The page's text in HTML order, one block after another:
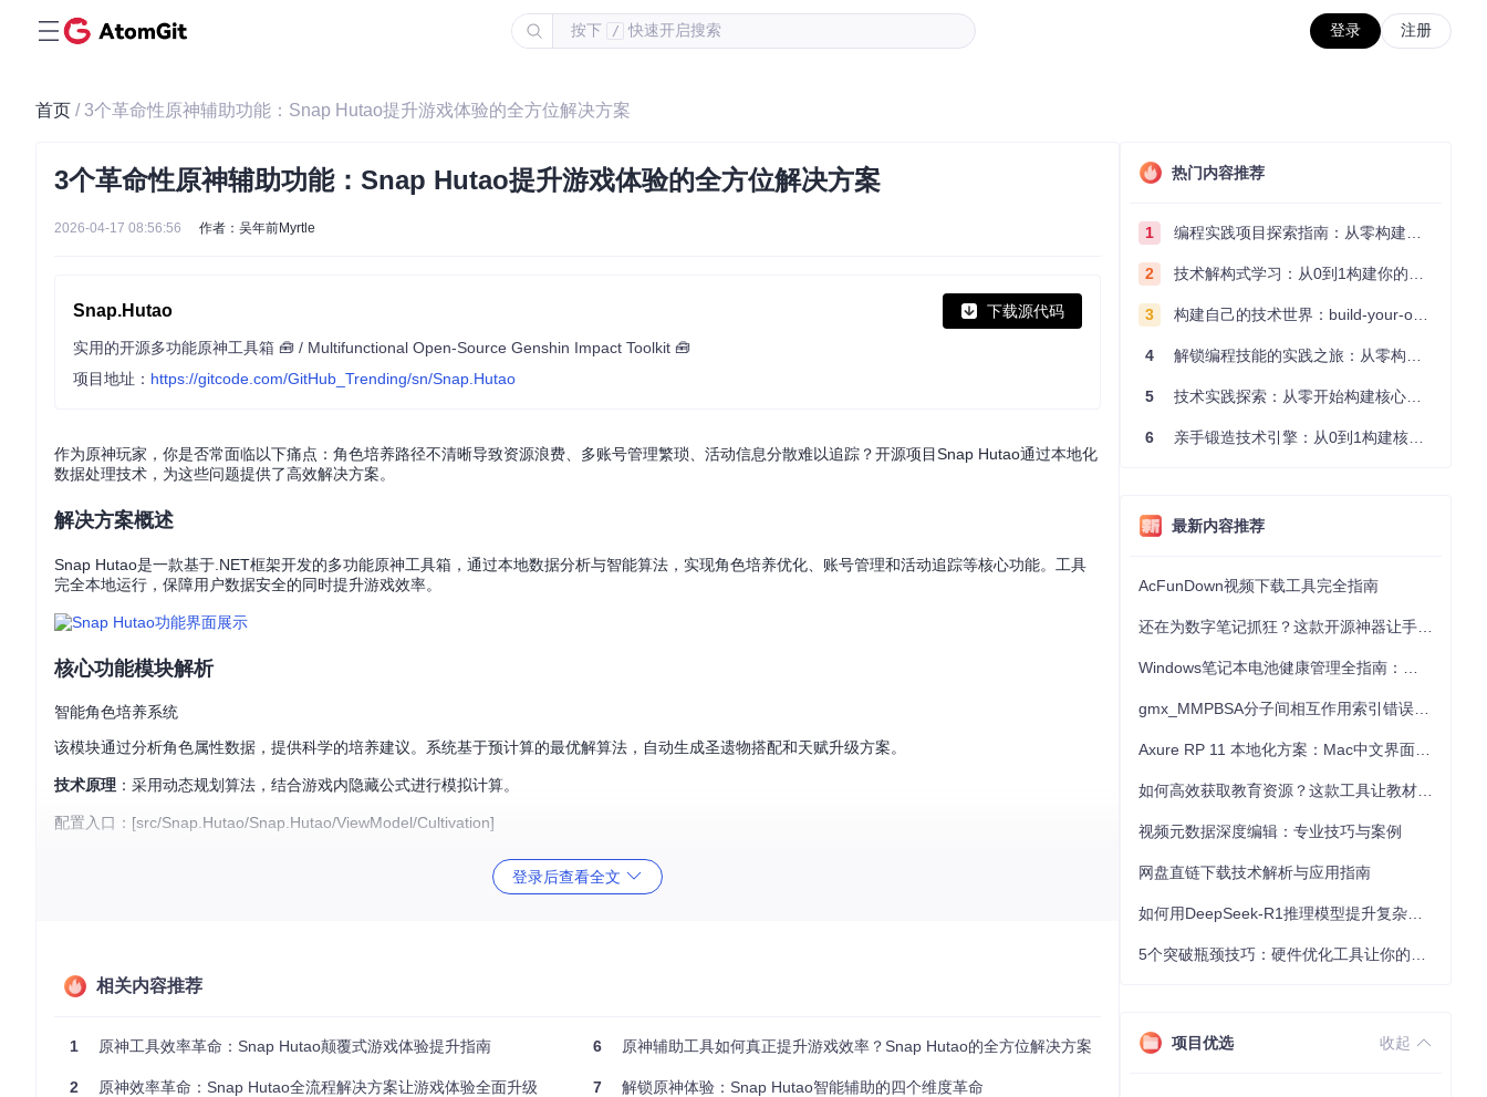
按下 / 快速开启搜索 登录 注册
首页 / 3个革命性原神辅助功能：Snap Hutao提升游戏体验的全方位解决方案
3个革命性原神辅助功能：Snap Hutao提升游戏体验的全方位解决方案
2026-04-17 08:56:56 作者：吴年前Myrtle
Snap.Hutao 下载源代码
实用的开源多功能原神工具箱 🧰 / Multifunctional Open-Source Genshin Impact Toolkit 🧰
项目地址： https://gitcode.com/GitHub_Trending/sn/Snap.Hutao
作为原神玩家，你是否常面临以下痛点：角色培养路径不清晰导致资源浪费、多账号管理繁琐、活动信息分散难以追踪？开源项目Snap Hutao通过本地化
数据处理技术，为这些问题提供了高效解决方案。
解决方案概述
Snap Hutao是一款基于.NET框架开发的多功能原神工具箱，通过本地数据分析与智能算法，实现角色培养优化、账号管理和活动追踪等核心功能。工具
完全本地运行，保障用户数据安全的同时提升游戏效率。
核心功能模块解析
智能角色培养系统
该模块通过分析角色属性数据，提供科学的培养建议。系统基于预计算的最优解算法，自动生成圣遗物搭配和天赋升级方案。
技术原理 ：采用动态规划算法，结合游戏内隐藏公式进行模拟计算。
配置入口：[src/Snap.Hutao/Snap.Hutao/ViewModel/Cultivation]
支持多账号数据隔离存储，用户可快速切换不同游戏账号，查看各账号角色状态和资源情况。
自动聚合游戏内各类活动信息，以时间线形式展示，并提供活动优先级建议，确保用户不错过重要内容。
技术亮点：采用本地日历数据库与游戏数据定时同步机制。
登录后查看全文
相关内容推荐
1 原神工具效率革命：Snap Hutao颠覆式游戏体验提升指南
2 原神效率革命：Snap Hutao全流程解决方案让游戏体验全面升级
6 原神辅助工具如何真正提升游戏效率？Snap Hutao的全方位解决方案
7 解锁原神体验：Snap Hutao智能辅助的四个维度革命
热门内容推荐
1 编程实践项目探索指南：从零构建技术能力体系
2 技术解构式学习：从0到1构建你的编程知识体系
3 构建自己的技术世界：build-your-own-x项目的实践探索指南
4 解锁编程技能的实践之旅：从零构建你的技术世界
5 技术实践探索：从零开始构建核心系统的实践指南
6 亲手锻造技术引擎：从0到1构建核心系统的实践指南
最新内容推荐
AcFunDown视频下载工具完全指南
视频元数据深度编辑：专业技巧与案例
网盘直链下载技术解析与应用指南
项目优选 收起